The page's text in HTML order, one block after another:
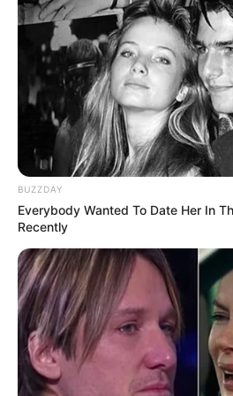
BUZZDAY
Everybody Wanted To Date Her In
Recently